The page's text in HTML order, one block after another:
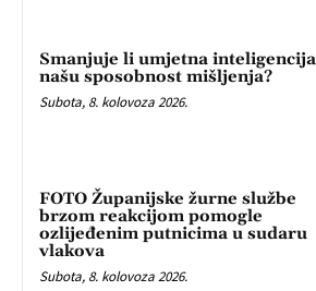
Smanjuje li umjetna inteligencija
našu sposobnost mišljenja?
Subota, 8. kolovoza 2026.
FOTO Županijske žurne službe
brzom reakcijom pomogle
ozlijeđenim putnicima u sudaru
vlakova
Subota, 8. kolovoza 2026.